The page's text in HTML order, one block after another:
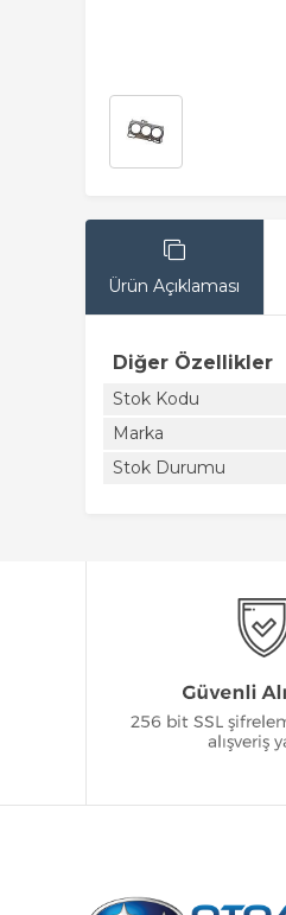
Ürün Açıklaması
Diğer Özellikler
Stok Kodu
Marka
Stok Durumu